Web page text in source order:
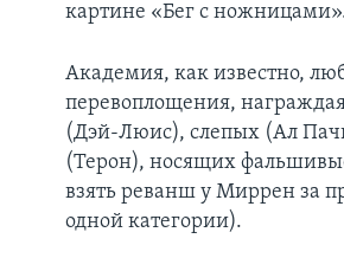
картине «Бег с
Академия, как известно,
перевоплощения,
(Дэй-Люис), слепых (Ал
(Терон), носящих
взять реванш у Миррен за
одной категории).